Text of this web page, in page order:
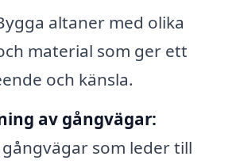
altaner med olika
material som ger ett
och känsla.
av gångvägar:
som leder till